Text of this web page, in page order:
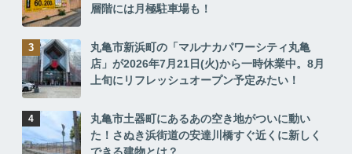
層階には月極駐車場も！
丸亀市新浜町の「マルナカパワーシティ丸亀
店」が2026年7月21日(火)から一時休業中。8月
上旬にリフレッシュオープン予定みたい！
丸亀市土器町にあるあの空き地がついに動い
た！さぬき浜街道の安達川橋すぐ近くに新しく